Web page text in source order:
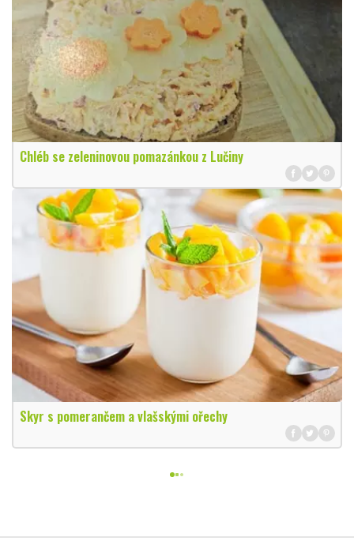
Chléb se zeleninovou pomazánkou z Lučiny
Skyr s pomerančem a vlašskými ořechy